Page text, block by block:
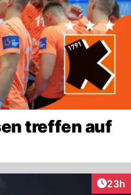
treffen auf
23h